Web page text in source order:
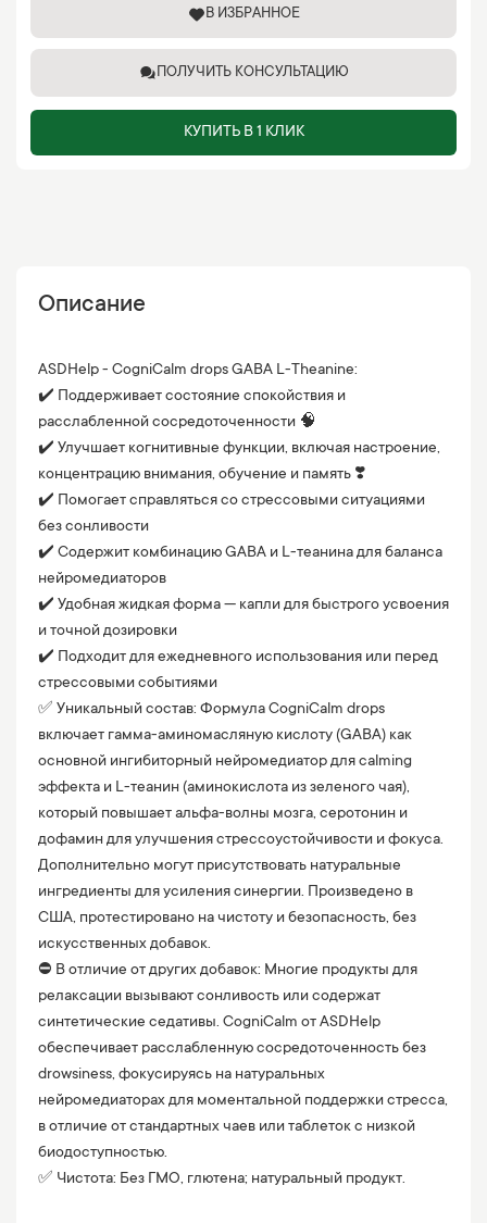
В ИЗБРАННОЕ
ПОЛУЧИТЬ КОНСУЛЬТАЦИЮ
КУПИТЬ В 1 КЛИК
Описание
ASDHelp - CogniCalm drops GABA L-Theanine:
✔️ Поддерживает состояние спокойствия и
расслабленной сосредоточенности 🧠
✔️ Улучшает когнитивные функции, включая настроение,
концентрацию внимания, обучение и память ❣️
✔️ Помогает справляться со стрессовыми ситуациями
без сонливости
✔️ Содержит комбинацию GABA и L-теанина для баланса
нейромедиаторов
✔️ Удобная жидкая форма — капли для быстрого усвоения
и точной дозировки
✔️ Подходит для ежедневного использования или перед
стрессовыми событиями
✅ Уникальный состав: Формула CogniCalm drops
включает гамма-аминомасляную кислоту (GABA) как
основной ингибиторный нейромедиатор для calming
эффекта и L-теанин (аминокислота из зеленого чая),
который повышает альфа-волны мозга, серотонин и
дофамин для улучшения стрессоустойчивости и фокуса.
Дополнительно могут присутствовать натуральные
ингредиенты для усиления синергии. Произведено в
США, протестировано на чистоту и безопасность, без
искусственных добавок.
⛔️ В отличие от других добавок: Многие продукты для
релаксации вызывают сонливость или содержат
синтетические седативы. CogniCalm от ASDHelp
обеспечивает расслабленную сосредоточенность без
drowsiness, фокусируясь на натуральных
нейромедиаторах для моментальной поддержки стресса,
в отличие от стандартных чаев или таблеток с низкой
биодоступностью.
✅ Чистота: Без ГМО, глютена; натуральный продукт.